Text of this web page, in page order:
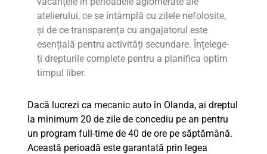
atelierului, ce se întâmplă cu zilele nefolosite,
și de ce transparența cu angajatorul este
esențială pentru activități secundare. Înțelege-
ți drepturile complete pentru a planifica optim
timpul liber.
Dacă lucrezi ca mecanic autoîn Olanda, ai dreptul
la minimum 20 de zile de concediu pe an pentru
un program full-time de 40 de ore pe săptămână.
Această perioadă este garantată prin legea